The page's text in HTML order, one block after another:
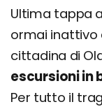
Ultima tappa a
ormai inattivo
cittadina di
escursioni in
Per tutto il